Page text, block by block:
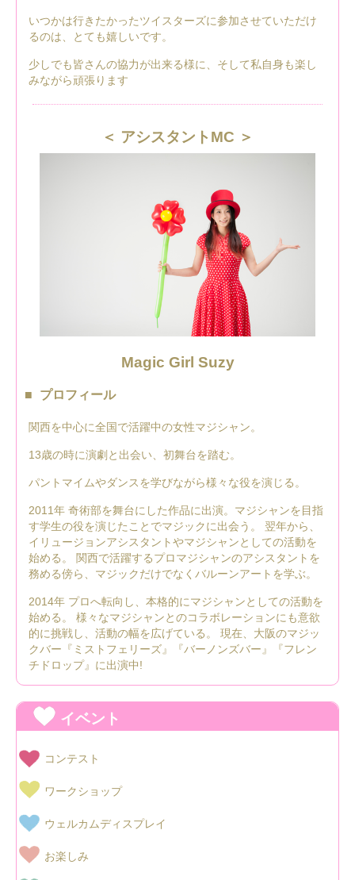
いつかは行きたかったツイスターズに参加させていただけ
るのは、とても嬉しいです。
少しでも皆さんの協力が出来る様に、そして私自身も楽し
みながら頑張ります
アシスタントMC
Magic Girl Suzy
プロフィール
関西を中心に全国で活躍中の女性マジシャン。
13歳の時に演劇と出会い、初舞台を踏む。
パントマイムやダンスを学びながら様々な役を演じる。
2011年 奇術部を舞台にした作品に出演。マジシャンを目指
す学生の役を演じたことでマジックに出会う。 翌年から、
イリュージョンアシスタントやマジシャンとしての活動を
始める。 関西で活躍するプロマジシャンのアシスタントを
務める傍ら、マジックだけでなくバルーンアートを学ぶ。
2014年 プロへ転向し、本格的にマジシャンとしての活動を
始める。 様々なマジシャンとのコラボレーションにも意欲
的に挑戦し、活動の幅を広げている。 現在、大阪のマジッ
クバー『ミストフェリーズ』『バーノンズバー』『フレン
チドロップ』に出演中!
イベント
コンテスト
ワークショップ
ウェルカムディスプレイ
お楽しみ